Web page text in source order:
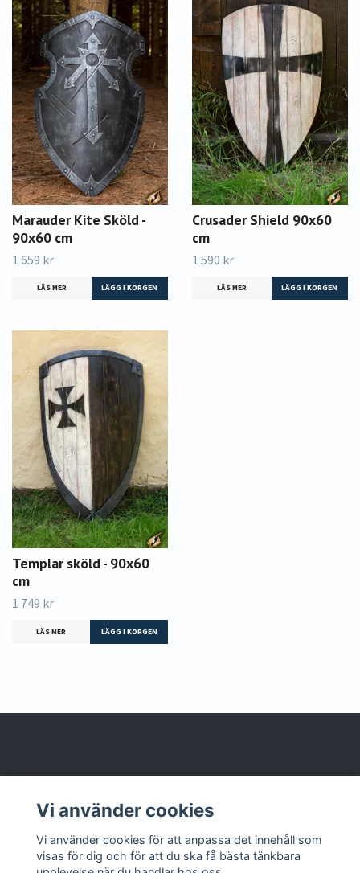
Marauder Kite Sköld -
90x60 cm
1 659 kr
LÄS MER
Crusader Shield 90x60
cm
1 590 kr
LÄS MER
Templar sköld - 90x60
cm
1 749 kr
LÄS MER LÄGG I KORGEN
Kontakta oss
Vi använder cookies
Vi använder cookies för att anpassa det innehåll som
visas för dig och för att du ska få bästa tänkbara